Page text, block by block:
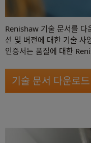
Renishaw 기술 문서를 다
션 및 버전에 대한 기술 사
인증서는 품질에 대한
기술 문서 다운로드